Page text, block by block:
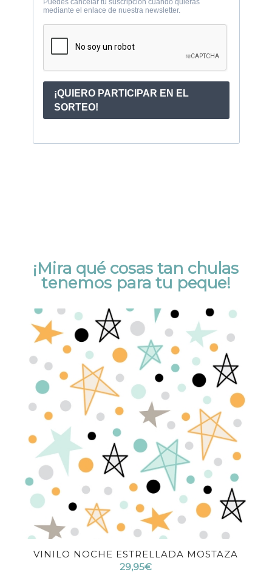
¡Mira qué cosas tan chulas
tenemos para tu peque!
4.17
VINILO NOCHE ESTRELLADA MOSTAZA
29,95€